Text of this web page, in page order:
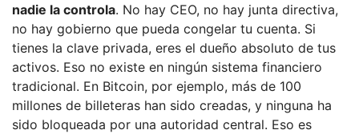
nadie la controla. No hay CEO, no hay junta directiva,
no hay gobierno que pueda congelar tu cuenta. Si
tienes la clave privada, eres el dueño absoluto de tus
activos. Eso no existe en ningún sistema financiero
tradicional. En Bitcoin, por ejemplo, más de 100
millones de billeteras han sido creadas, y ninguna ha
sido bloqueada por una autoridad central. Eso es